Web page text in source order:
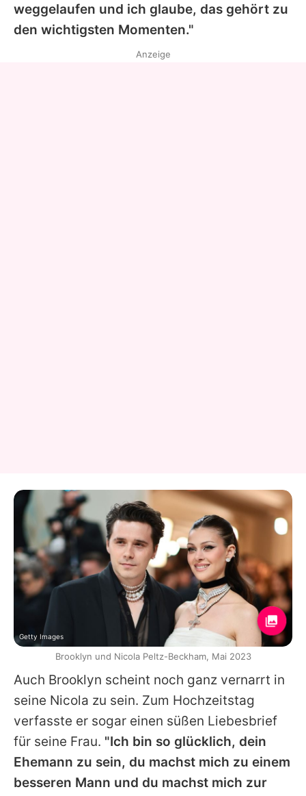
weggelaufen und ich glaube, das gehört zu
den wichtigsten Momenten."
Auch Brooklyn scheint noch ganz vernarrt in
seine Nicola zu sein. Zum Hochzeitstag
verfasste er sogar einen süßen Liebesbrief
für seine Frau. "Ich bin so glücklich, dein
Ehemann zu sein, du machst mich zu einem
besseren Mann und du machst mich zur
Anzeige
Getty Images
Brooklyn und Nicola Peltz-Beckham, Mai 2023